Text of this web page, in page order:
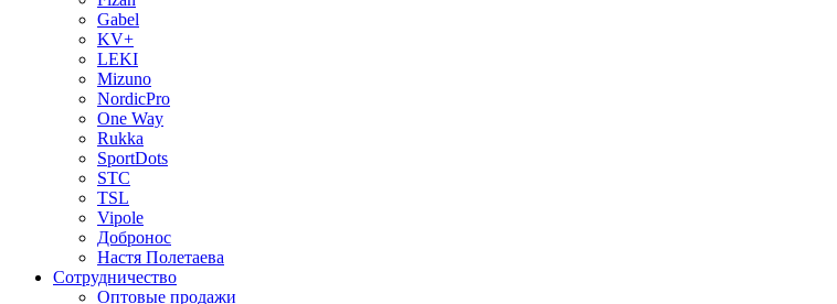
Gabel
KV+
LEKI
Mizuno
NordicPro
One Way
Rukka
SportDots
STC
TSL
Vipole
Добронос
Настя Полетаева
Сотрудничество
Оптовые продажи